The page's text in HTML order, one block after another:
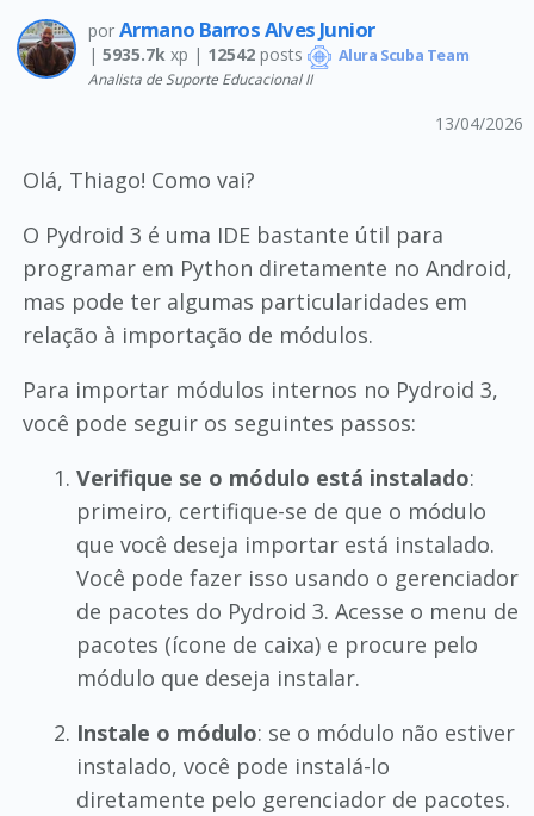
por Armano Barros Alves Junior
| 5935.7kxp | 12542posts Alura Scuba Team
Analista de Suporte Educacional II
13/04/2026
Olá, Thiago! Como vai?
O Pydroid 3 é uma IDE bastante útil para
programar em Python diretamente no Android,
mas pode ter algumas particularidades em
relação à importação de módulos.
Para importar módulos internos no Pydroid 3,
você pode seguir os seguintes passos:
Verifique se o módulo está instalado:
primeiro, certifique-se de que o módulo
que você deseja importar está instalado.
Você pode fazer isso usando o gerenciador
de pacotes do Pydroid 3. Acesse o menu de
pacotes (ícone de caixa) e procure pelo
módulo que deseja instalar.
Instale o módulo: se o módulo não estiver
instalado, você pode instalá-lo
diretamente pelo gerenciador de pacotes.